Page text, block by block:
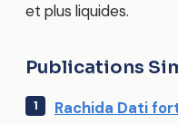
et plus liquides.
Publications
Rachida Dati